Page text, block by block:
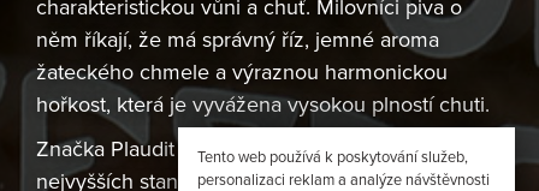
Tento web používá k poskytování služeb,
personalizaci reklam a analýze návštěvnosti
charakteristickou vůni a chuť. Milovníci piva o
něm říkají, že má správný říz, jemné aroma
žateckého chmele a výraznou harmonickou
hořkost, která je vyvážena vysokou plností chuti.
Značka Plaudit je pro naše zákazníky zárukou
nejvyšších standardů gastronomie a